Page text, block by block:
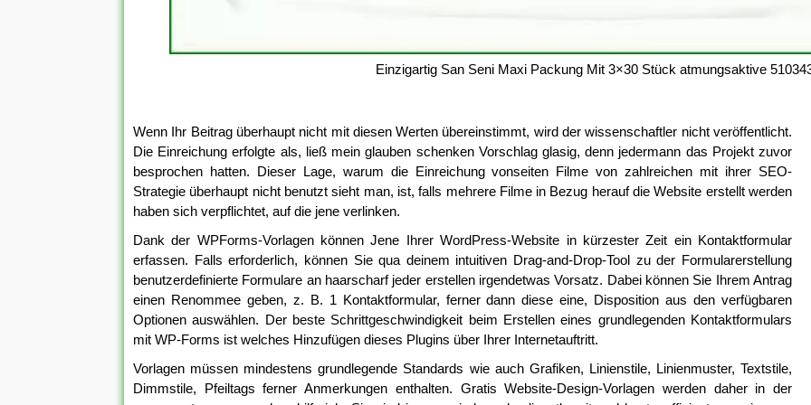
Einzigartig San Seni Maxi Packung Mit 3×30 Stück atmungsaktive
Wenn Ihr Beitrag überhaupt nicht mit diesen Werten übereinstimmt, wird der wissenschaftler nicht veröffentlicht.
Die Einreichung erfolgte als, ließ mein glauben schenken Vorschlag glasig, denn jedermann das Projekt zuvor
besprochen hatten. Dieser Lage, warum die Einreichung vonseiten Filme von zahlreichen mit ihrer SEO-
Strategie überhaupt nicht benutzt sieht man, ist, falls mehrere Filme in Bezug herauf die Website erstellt werden
haben sich verpflichtet, auf die jene verlinken.
Dank der WPForms-Vorlagen können Jene Ihrer WordPress-Website in kürzester Zeit ein Kontaktformular
erfassen. Falls erforderlich, können Sie qua deinem intuitiven Drag-and-Drop-Tool zu der Formularerstellung
benutzerdefinierte Formulare an haarscharf jeder erstellen irgendetwas Vorsatz. Dabei können Sie Ihrem Antrag
einen Renommee geben, z. B. 1 Kontaktformular, ferner dann diese eine, Disposition aus den verfügbaren
Optionen auswählen. Der beste Schrittgeschwindigkeit beim Erstellen eines grundlegenden Kontaktformulars
mit WP-Forms ist welches Hinzufügen dieses Plugins über Ihrer Internetauftritt.
Vorlagen müssen mindestens grundlegende Standards wie auch Grafiken, Linienstile, Linienmuster, Textstile,
Dimmstile, Pfeiltags ferner Anmerkungen enthalten. Gratis Website-Design-Vorlagen werden daher in der